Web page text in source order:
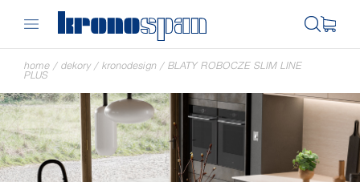
home / dekory / kronodesign / BLATY ROBOCZE SLIM LINE
PLUS